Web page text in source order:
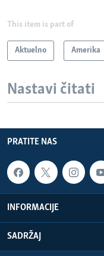
This item is part of
Aktuelno Amerika
Nastavi čitati
PRATITE NAS
INFORMACIJE
SADRŽAJ